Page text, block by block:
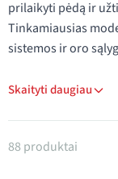
prilaikyti pėdą ir
Tinkamiausias
sistemos ir oro
Skaityti daugiau
Produktai
88 produktai